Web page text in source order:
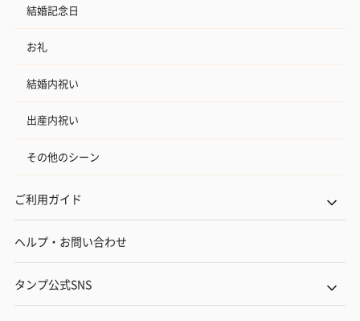
結婚記念日
お礼
結婚内祝い
出産内祝い
その他のシーン
ご利用ガイド
ヘルプ・お問い合わせ
タンプ公式SNS